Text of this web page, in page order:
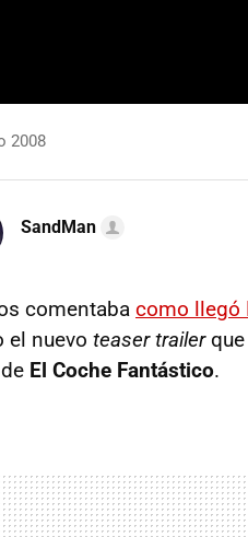
2008
SandMan
comentaba como llegó
el nuevo teaser trailerque
El Coche Fantástico.